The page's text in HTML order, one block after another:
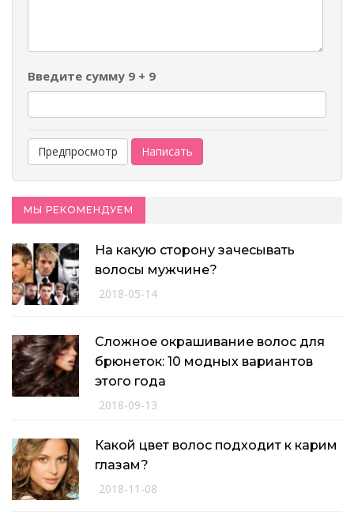
Введите сумму 9 + 9
МЫ РЕКОМЕНДУЕМ
На какую сторону зачесывать
волосы мужчине?
2018-05-14
Сложное окрашивание волос для
брюнеток: 10 модных вариантов
этого года
2018-09-13
Какой цвет волос подходит к карим
глазам?
2018-11-08